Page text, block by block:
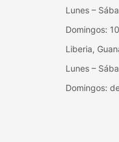
Lunes –
Domingos:
Liberia,
Lunes –
Domingos: